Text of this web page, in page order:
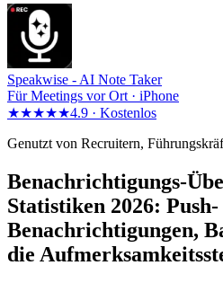
Speakwise - AI Note Taker
Für Meetings vor Ort · iPhone
★★★★★4.9 · Kostenlos
Genutzt von Recruitern,
Benachrichtigungs-
Statistiken 2026: Push-
Benachrichtigungen,
die